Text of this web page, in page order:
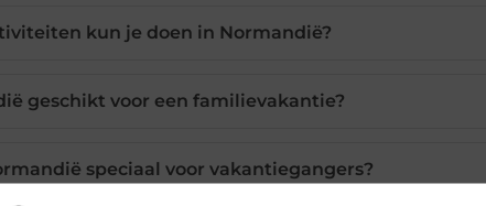
kun je doen in Normandië?
geschikt voor een familievakantie?
speciaal voor vakantiegangers?